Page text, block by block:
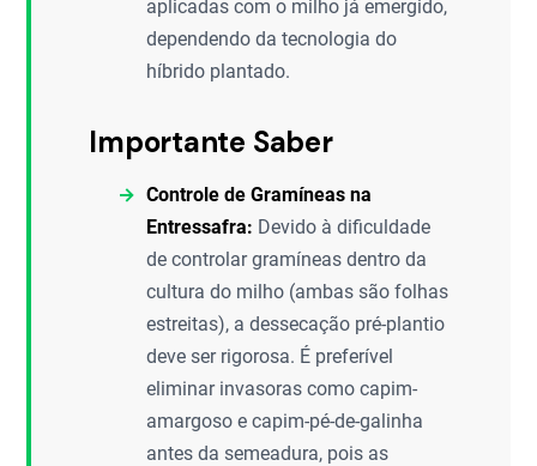
aplicadas com o milho já emergido,
dependendo da tecnologia do
híbrido plantado.
Importante Saber
Controle de Gramíneas na
Entressafra: Devido à dificuldade
de controlar gramíneas dentro da
cultura do milho (ambas são folhas
estreitas), a dessecação pré-plantio
deve ser rigorosa. É preferível
eliminar invasoras como capim-
amargoso e capim-pé-de-galinha
antes da semeadura, pois as